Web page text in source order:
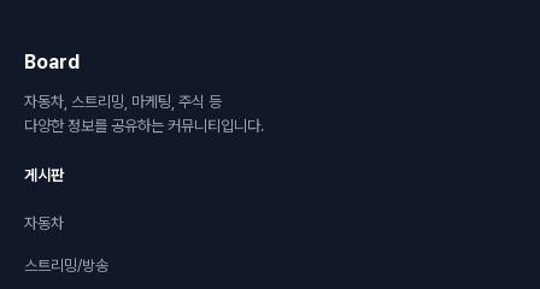
Board
자동차, 스트리밍, 마케팅, 주식 등
다양한 정보를 공유하는 커뮤니티입니다.
게시판
자동차
스트리밍/방송